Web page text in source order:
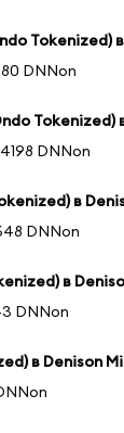
Tokenized)
DNNon
Tokenized)
DNNon
в
DNNon
в
DNNon
в Denison